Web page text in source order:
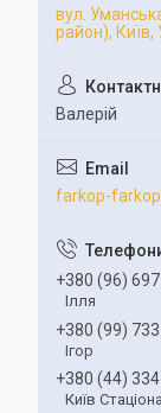
вул.
район), Київ,
Валерій
farkop-
+380 (96)
Ілля
+380 (99)
Ігор
+380 (44)
Київ